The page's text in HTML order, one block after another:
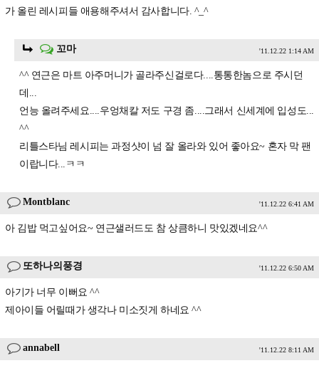
가 올린 레시피들 애용해주셔서 감사합니다. ^_^
꼬마 '11.12.22 1:14 AM
^^ 연근은 마트 아주머니가 골라주신걸로다....통통한놈으로 주시던
데...
언능 올려주세요....우엉채칼 저도 구경 좀....그래서 신세계에 입성도...
^^
리틀스타님 레시피는 과정샷이 넘 잘 올라와 있어 좋아요~ 혼자 막 팬
이랍니다...ㅋㅋ
Montblanc '11.12.22 6:41 AM
아 김밥 먹고싶어요~ 연근샐러드도 참 상큼하니 맛있겠네요^^
또하나의풍경 '11.12.22 6:50 AM
아기가 너무 이뻐요 ^^
제아이들 어릴때가 생각나 미소짓게 하네요 ^^
annabell '11.12.22 8:11 AM